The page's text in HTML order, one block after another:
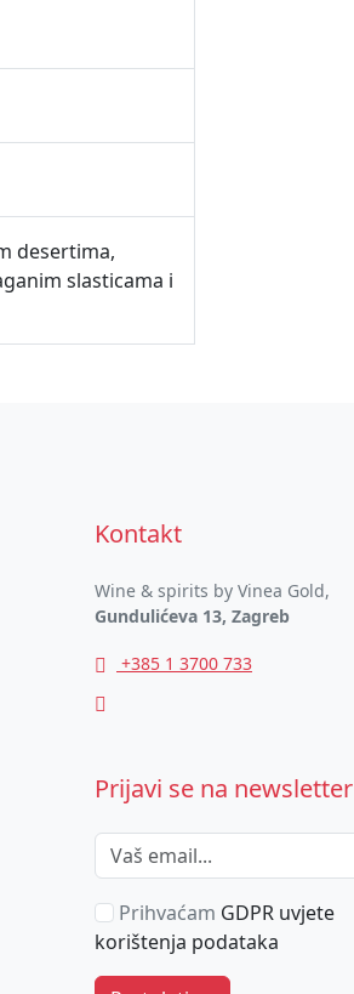
desertima,
slasticama i
Kontakt
Wine & spirits by Vinea Gold,
Gundulićeva 13, Zagreb
+385 1 3700 733
Prijavi se na newsletter
Prihvaćam GDPR uvjete
korištenja podataka